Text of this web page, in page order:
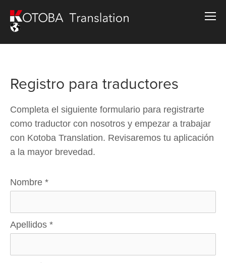
Registro para traductores
Completa el siguiente formulario para registrarte
como traductor con nosotros y empezar a trabajar
con Kotoba Translation. Revisaremos tu aplicación
a la mayor brevedad.
Nombre *
Apellidos *